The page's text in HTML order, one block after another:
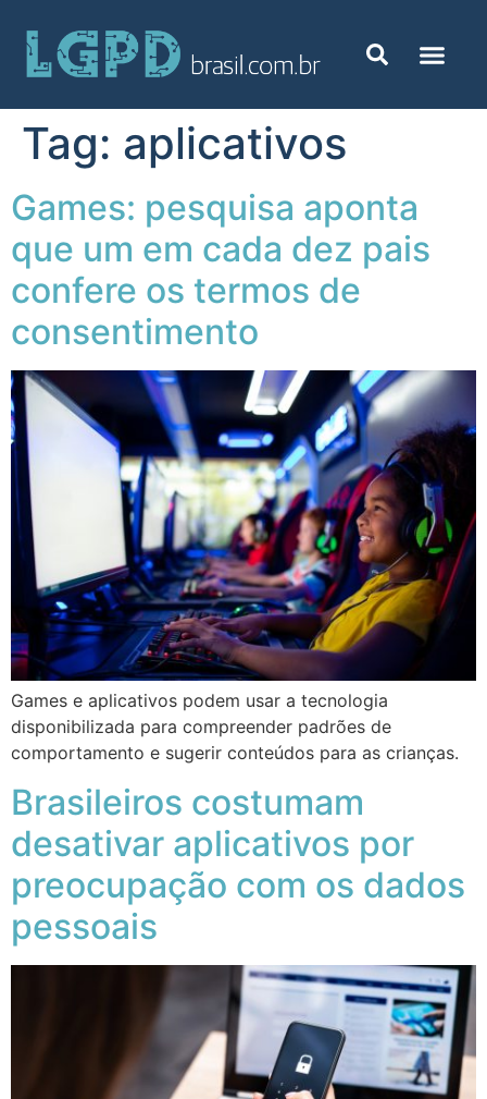
Tag: aplicativos
Games: pesquisa aponta
que um em cada dez pais
confere os termos de
consentimento
Games e aplicativos podem usar a tecnologia
disponibilizada para compreender padrões de
comportamento e sugerir conteúdos para as crianças.
Brasileiros costumam
desativar aplicativos por
preocupação com os dados
pessoais